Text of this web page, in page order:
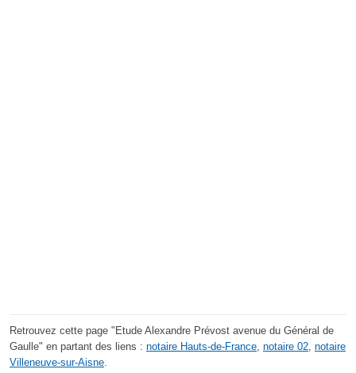
Retrouvez cette page "Etude Alexandre Prévost avenue du Général de
Gaulle" en partant des liens : notaire Hauts-de-France, notaire 02, notaire
Villeneuve-sur-Aisne.